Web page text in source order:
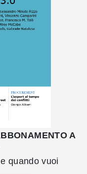
A
quando vuoi